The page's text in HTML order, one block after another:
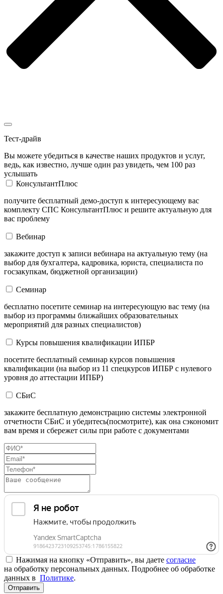
Тест-драйв
Вы можете убедиться в качестве наших продуктов и услуг,
ведь, как известно, лучше один раз увидеть, чем 100 раз
услышать
КонсультантПлюс
получите бесплатный демо-доступ к интересующему вас
комплекту СПС КонсультантПлюс и решите актуальную для
вас проблему
Вебинар
закажите доступ к записи вебинара на актуальную тему (на
выбор для бухгалтера, кадровика, юриста, специалиста по
госзакупкам, бюджетной организации)
Семинар
бесплатно посетите семинар на интересующую вас тему (на
выбор из программы ближайших образовательных
мероприятий для разных специалистов)
Курсы повышения квалификации ИПБР
посетите бесплатный семинар курсов повышения
квалификации (на выбор из 11 спецкурсов ИПБР с нулевого
уровня до аттестации ИПБР)
СБиС
закажите бесплатную демонстрацию системы электронной
отчетности СБиС и убедитесь(посмотрите), как она сэкономит
вам время и сбережет силы при работе с документами
Нажимая на кнопку «Отправить», вы даете согласие
на обработку персональных данных. Подробнее об обработке
данных в Политике.
Отправить